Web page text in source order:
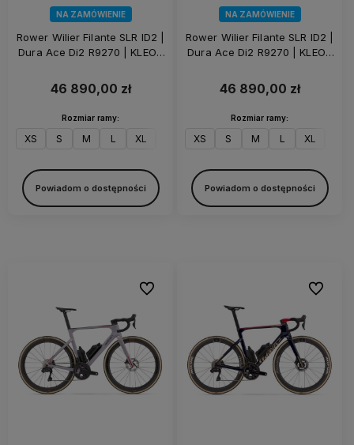
NA ZAMÓWIENIE
Rower Wilier Filante SLR ID2 |
Dura Ace Di2 R9270 | KLEOS
46 890,00 zł
Rozmiar ramy:
XS S M L XL
Powiadom o dostępności
NA ZAMÓWIENIE
Rower Wilier Filante SLR ID2 |
Dura Ace Di2 R9270 | KLEOS
46 890,00 zł
Rozmiar ramy:
XS S M L XL
Powiadom o dostępności
Do ulubionych Do